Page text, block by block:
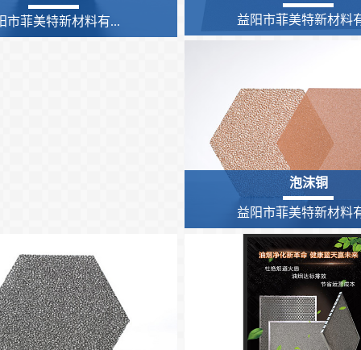
市菲美特新材料有... 益阳市菲美特新材料
泡沫铜
益阳市菲美特新材料